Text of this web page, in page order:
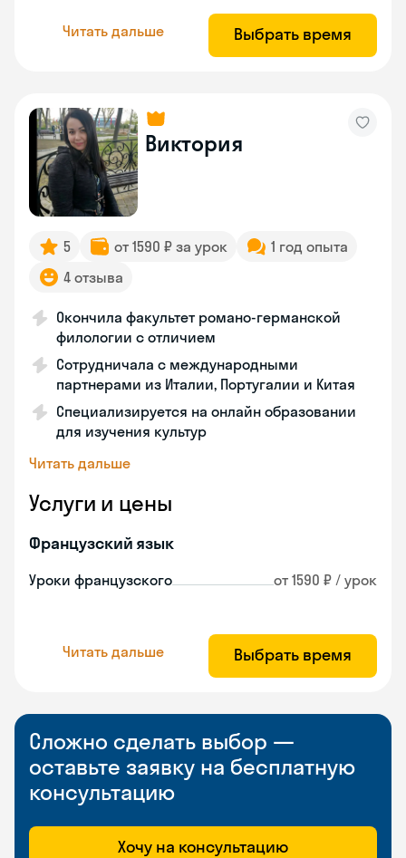
Читать дальше Выбрать время
Виктория
5 от 1590 ₽ за урок
1 год опыта
4 отзыва
Окончила факультет романо-германской
филологии с отличием
Сотрудничала с международными
партнерами из Италии, Португалии и Китая
Специализируется на онлайн образовании
для изучения культур
Читать дальше
Услуги и цены
Французский язык
Уроки французского от 1590 ₽ / урок
Читать дальше Выбрать время
Сложно сделать выбор —
оставьте заявку на бесплатную
консультацию
Хочу на консультацию